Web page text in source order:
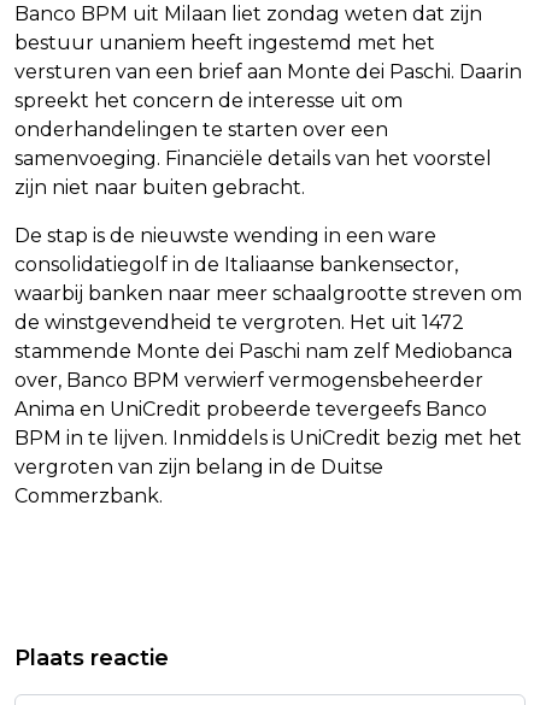
Banco BPM uit Milaan liet zondag weten dat zijn
bestuur unaniem heeft ingestemd met het
versturen van een brief aan Monte dei Paschi. Daarin
spreekt het concern de interesse uit om
onderhandelingen te starten over een
samenvoeging. Financiële details van het voorstel
zijn niet naar buiten gebracht.
De stap is de nieuwste wending in een ware
consolidatiegolf in de Italiaanse bankensector,
waarbij banken naar meer schaalgrootte streven om
de winstgevendheid te vergroten. Het uit 1472
stammende Monte dei Paschi nam zelf Mediobanca
over, Banco BPM verwierf vermogensbeheerder
Anima en UniCredit probeerde tevergeefs Banco
BPM in te lijven. Inmiddels is UniCredit bezig met het
vergroten van zijn belang in de Duitse
Commerzbank.
EERSTE LANDSTITEL SINDS 2013
FILM DOWNTOWN VAN VAN ERP
Plaats reactie